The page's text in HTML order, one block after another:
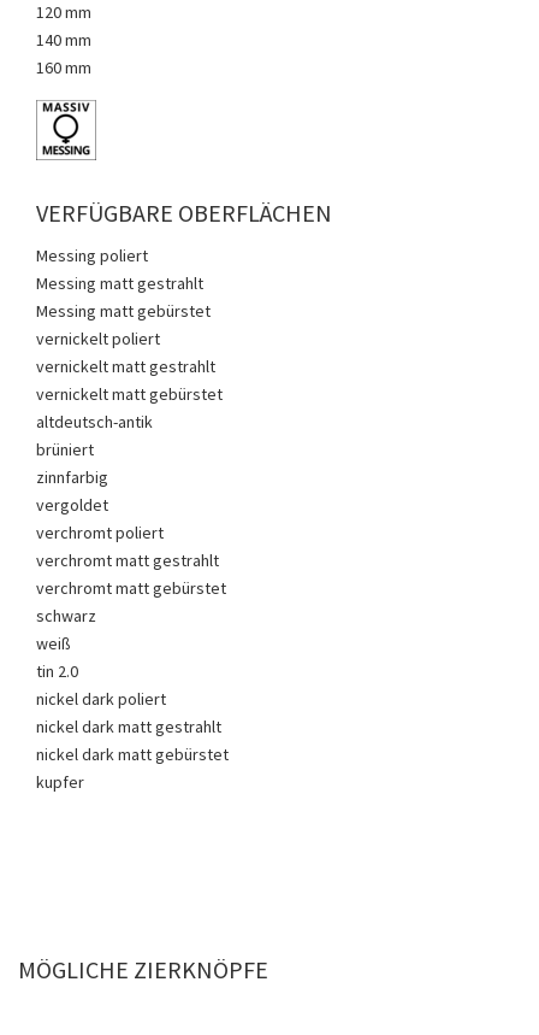
120 mm
140 mm
160 mm
VERFÜGBARE OBERFLÄCHEN
Messing poliert
Messing matt gestrahlt
Messing matt gebürstet
vernickelt poliert
vernickelt matt gestrahlt
vernickelt matt gebürstet
altdeutsch-antik
brüniert
zinnfarbig
vergoldet
verchromt poliert
verchromt matt gestrahlt
verchromt matt gebürstet
schwarz
weiß
tin 2.0
nickel dark poliert
nickel dark matt gestrahlt
nickel dark matt gebürstet
kupfer
MÖGLICHE ZIERKNÖPFE